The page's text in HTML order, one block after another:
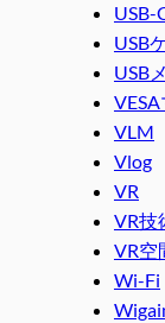
USB-
USB
USB
VLM
Vlog
VR
VR技
VR空
Wi-Fi